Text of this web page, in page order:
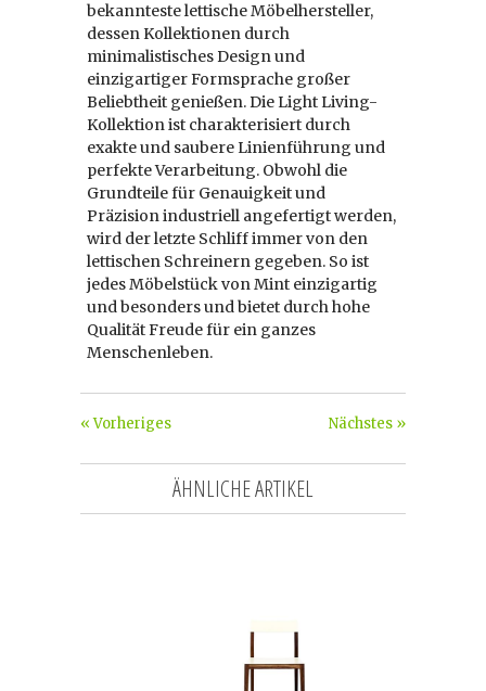
bekannteste lettische Möbelhersteller,
dessen Kollektionen durch
minimalistisches Design und
einzigartiger Formsprache großer
Beliebtheit genießen. Die Light Living-
Kollektion ist charakterisiert durch
exakte und saubere Linienführung und
perfekte Verarbeitung. Obwohl die
Grundteile für Genauigkeit und
Präzision industriell angefertigt werden,
wird der letzte Schliff immer von den
lettischen Schreinern gegeben. So ist
jedes Möbelstück von Mint einzigartig
und besonders und bietet durch hohe
Qualität Freude für ein ganzes
Menschenleben.
Nächstes »
« Vorheriges
ÄHNLICHE ARTIKEL